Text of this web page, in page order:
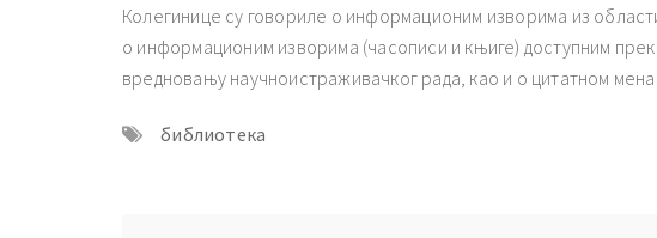
Колегинице су говориле о информационим изворима из
о информационим изворима (часописи и књиге) доступним
вредновању научноистраживачког рада, као и о цитатном
библиотека